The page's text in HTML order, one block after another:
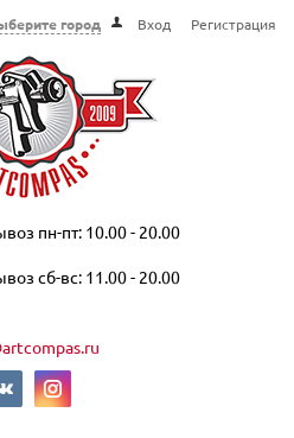
город Вход Регистрация
пн-пт: 10.00 - 20.00
сб-вс: 11.00 - 20.00